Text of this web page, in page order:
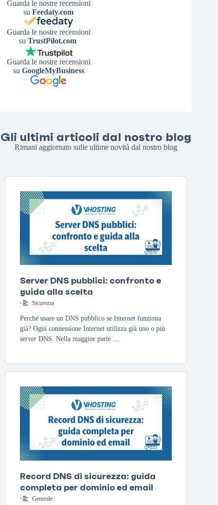
Guarda le nostre recensioni
suFeedaty.com
Guarda le nostre recensioni
su TrustPilot.com
Guarda le nostre recensioni
su GoogleMyBusiness
Gli ultimi articoli dal nostro blog
Rimani aggiornato sulle ultime novità dal nostro blog
Server DNS pubblici: confronto e
guida alla scelta
• Sicurezza
Perché usare un DNS pubblico se Internet funziona
già? Ogni connessione Internet utilizza già uno o più
server DNS. Nella maggior parte …
Record DNS di sicurezza: guida
completa per dominio ed email
• Generale